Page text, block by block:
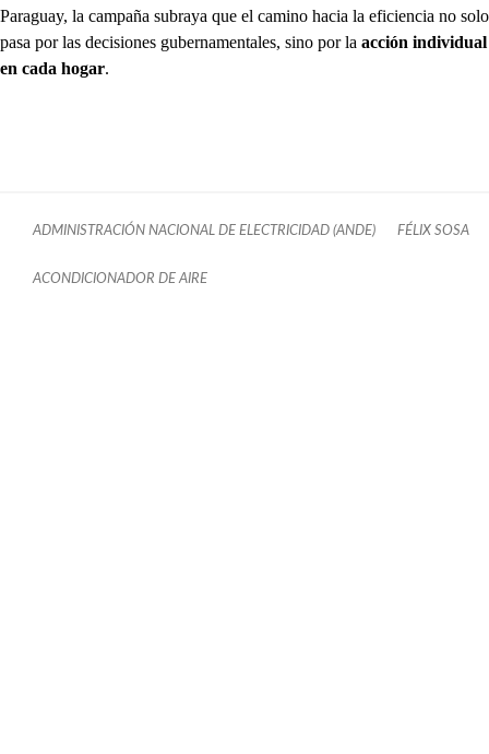
Paraguay, la campaña subraya que el camino hacia la eficiencia no solo
pasa por las decisiones gubernamentales, sino por la acción individual
en cada hogar.
ADMINISTRACIÓN NACIONAL DE ELECTRICIDAD (ANDE) FÉLIX SOSA
ACONDICIONADOR DE AIRE